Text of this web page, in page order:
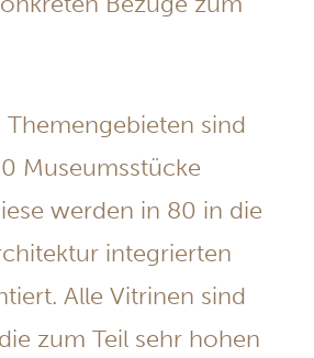
Themengebieten sind
Museumsstücke
werden in 80 in die
integrierten
Alle Vitrinen sind
zum Teil sehr hohen